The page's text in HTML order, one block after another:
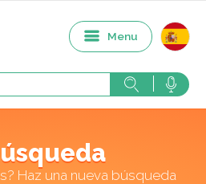
Menu
Haz una nueva búsqueda